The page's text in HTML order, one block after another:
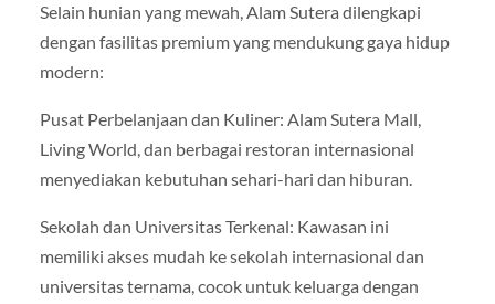
Selain hunian yang mewah, Alam Sutera dilengkapi
dengan fasilitas premium yang mendukung gaya hidup
modern:
Pusat Perbelanjaan dan Kuliner: Alam Sutera Mall,
Living World, dan berbagai restoran internasional
menyediakan kebutuhan sehari-hari dan hiburan.
Sekolah dan Universitas Terkenal: Kawasan ini
memiliki akses mudah ke sekolah internasional dan
universitas ternama, cocok untuk keluarga dengan